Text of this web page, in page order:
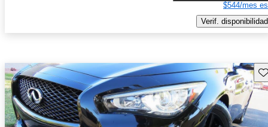
$544/mes
Verif. disponibilidad